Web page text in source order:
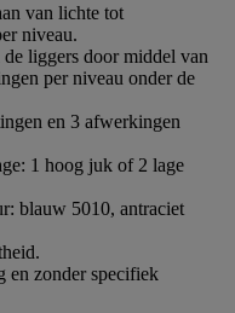
van lichte tot
niveau.
liggers door middel van
per niveau onder de
en 3 afwerkingen
1 hoog juk of 2 lage
blauw 5010, antraciet
en zonder specifiek